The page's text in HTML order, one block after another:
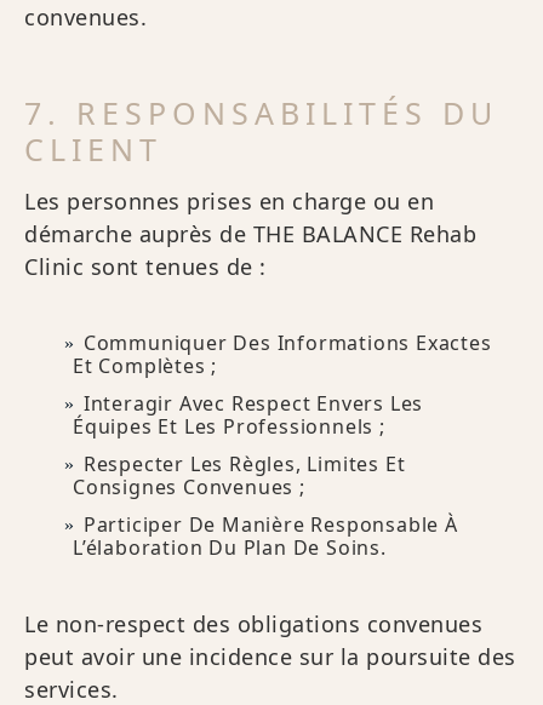
convenues.
7. RESPONSABILITÉS DU
CLIENT
Les personnes prises en charge ou en
démarche auprès de THE BALANCE Rehab
Clinic sont tenues de :
Communiquer Des Informations Exactes
Et Complètes ;
Interagir Avec Respect Envers Les
Équipes Et Les Professionnels ;
Respecter Les Règles, Limites Et
Consignes Convenues ;
Participer De Manière Responsable À
L’élaboration Du Plan De Soins.
Le non-respect des obligations convenues
peut avoir une incidence sur la poursuite des
services.